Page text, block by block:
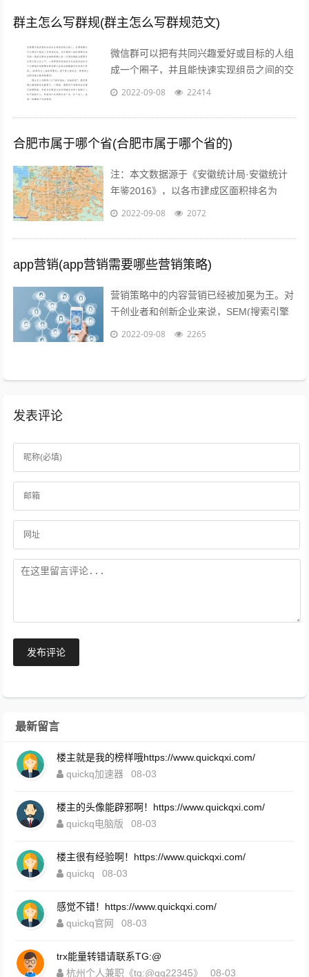
群主怎么写群规(群主怎么写群规范文)
微信群可以把有共同兴趣爱好或目标的人组
成一个圈子，并且能快速实现组员之间的交
流、互动，在共同分享的前提下很容易形成
2022-09-08 22414
合肥市属于哪个省(合肥市属于哪个省的)
注：本文数据源于《安徽统计局·安徽统计
年鉴2016》，以各市建成区面积排名为
准。图片源于视觉中国、zol，感谢视觉中
2022-09-08 2072
app营销(app营销需要哪些营销策略)
营销策略中的内容营销已经被加冕为王。对
于创业者和创新企业来说，SEM(搜索引擎
营销)、粉丝经济、公关等等手段尚不可形
2022-09-08 2265
发表评论
发布评论
最新留言
楼主就是我的榜样哦https://www.quickqxi.com/
quickq加速器
08-03
楼主的头像能辟邪啊！https://www.quickqxi.com/
quickq电脑版
08-03
楼主很有经验啊！https://www.quickqxi.com/
quickq
08-03
感觉不错！https://www.quickqxi.com/
quickq官网
08-03
trx能量转错请联系TG:@
杭州个人兼职《tg:@qq22345》
08-03